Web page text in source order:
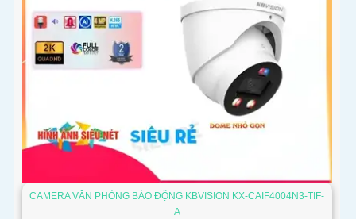
CAMERA VĂN PHÒNG BÁO ĐỘNG KBVISION KX-CAIF4004N3-TIF-
A